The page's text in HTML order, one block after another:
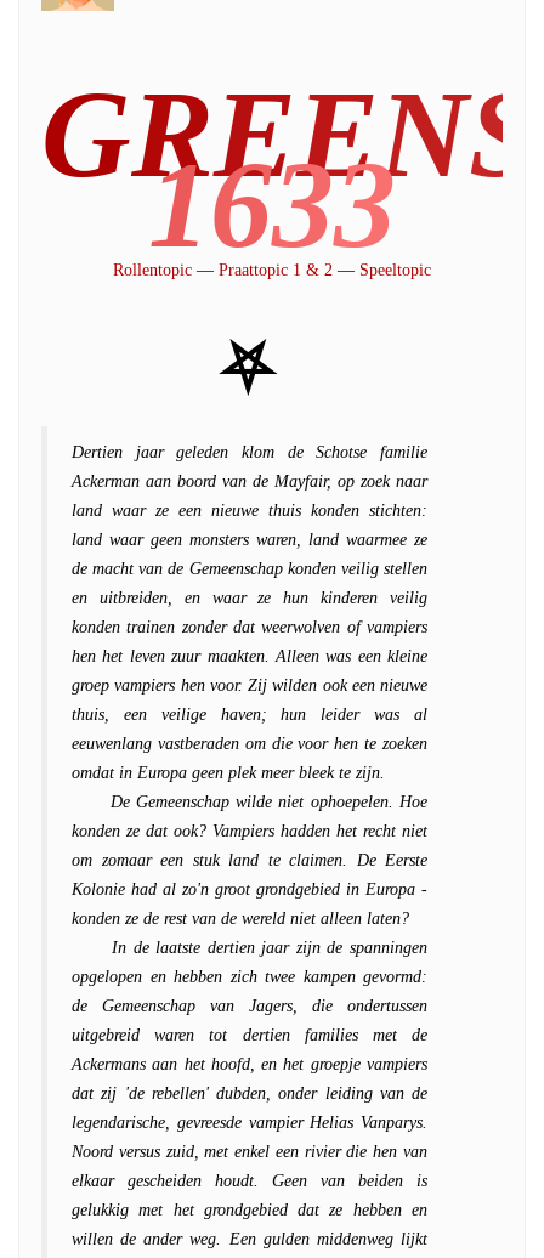
GREENS
1633
Rollentopic — Praattopic 1 & 2 — Speeltopic
⛧
Dertien jaar geleden klom de Schotse familie
Ackerman aan boord van de Mayfair, op zoek naar
land waar ze een nieuwe thuis konden stichten:
land waar geen monsters waren, land waarmee ze
de macht van de Gemeenschap konden veilig stellen
en uitbreiden, en waar ze hun kinderen veilig
konden trainen zonder dat weerwolven of vampiers
hen het leven zuur maakten. Alleen was een kleine
groep vampiers hen voor. Zij wilden ook een nieuwe
thuis, een veilige haven; hun leider was al
eeuwenlang vastberaden om die voor hen te zoeken
omdat in Europa geen plek meer bleek te zijn.
De Gemeenschap wilde niet ophoepelen. Hoe
konden ze dat ook? Vampiers hadden het recht niet
om zomaar een stuk land te claimen. De Eerste
Kolonie had al zo'n groot grondgebied in Europa -
konden ze de rest van de wereld niet alleen laten?
In de laatste dertien jaar zijn de spanningen
opgelopen en hebben zich twee kampen gevormd:
de Gemeenschap van Jagers, die ondertussen
uitgebreid waren tot dertien families met de
Ackermans aan het hoofd, en het groepje vampiers
dat zij 'de rebellen' dubden, onder leiding van de
legendarische, gevreesde vampier Helias Vanparys.
Noord versus zuid, met enkel een rivier die hen van
elkaar gescheiden houdt. Geen van beiden is
gelukkig met het grondgebied dat ze hebben en
willen de ander weg. Een gulden middenweg lijkt